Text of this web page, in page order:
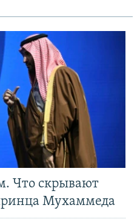
Что скрывают
Мухаммеда